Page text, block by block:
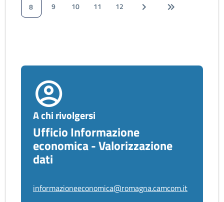
8
9 10 11 12
A chi rivolgersi
Ufficio Informazione
economica - Valorizzazione
dati
informazioneeconomica@romagna.camcom.it